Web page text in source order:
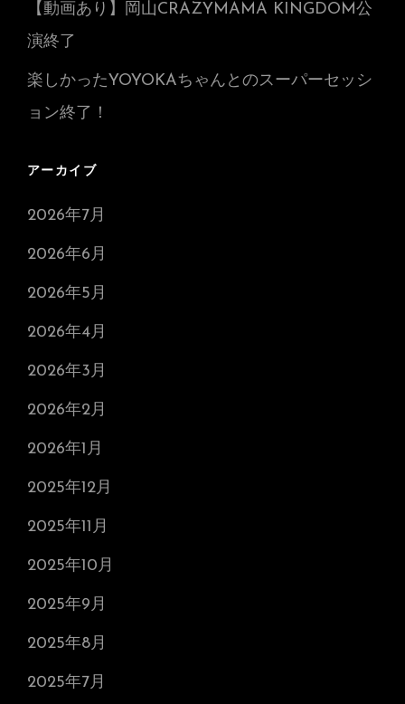
【動画あり】岡山CRAZYMAMA KINGDOM公
演終了
楽しかったYOYOKAちゃんとのスーパーセッシ
ョン終了！
アーカイブ
2026年7月
2026年6月
2026年5月
2026年4月
2026年3月
2026年2月
2026年1月
2025年12月
2025年11月
2025年10月
2025年9月
2025年8月
2025年7月